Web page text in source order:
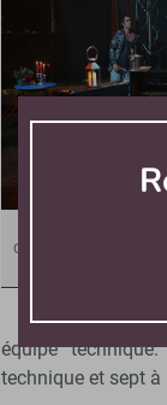
compagnie 100
équipe
technique et sept